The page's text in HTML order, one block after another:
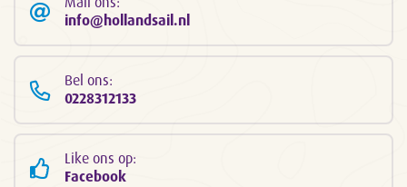
info@hollandsail.nl
Bel ons:
0228312133
Like ons op:
Facebook